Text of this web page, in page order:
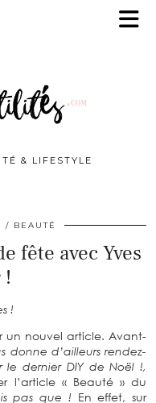
& LIFESTYLE
BEAUTÉ
fête avec Yves
!
!
un nouvel article. Avant-
donne d’ailleurs rendez-
dernier DIY de Noël !,
l’article « Beauté » du
pas que ! En effet, sur